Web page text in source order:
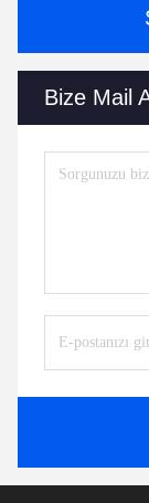
Bize Mail